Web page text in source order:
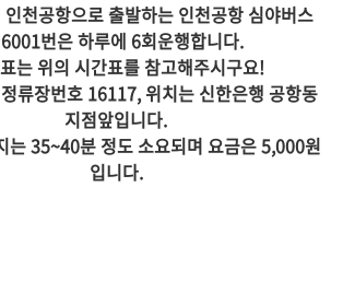
천공항으로 출발하는 인천공항 심야버스
번은 하루에 6회운행합니다.
는 위의 시간표를 참고해주시구요!
류장번호 16117, 위치는 신한은행 공항동
지점앞입니다.
는 35~40분 정도 소요되며 요금은 5,000원
입니다.